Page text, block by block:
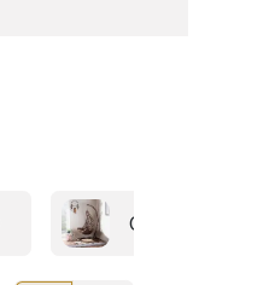
Columpios y